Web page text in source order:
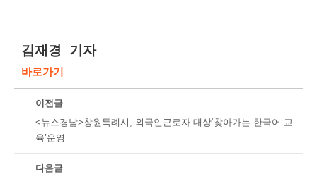
김재경 기자
바로가기
이전글
<뉴스경남>창원특례시, 외국인근로자 대상‘찾아가는 한국어 교
육’운영
다음글